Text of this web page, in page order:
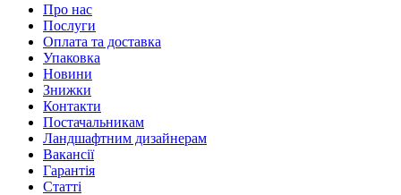
Про нас
Послуги
Оплата та доставка
Упаковка
Новини
Знижки
Контакти
Постачальникам
Ландшафтним дизайнерам
Вакансії
Гарантія
Статті